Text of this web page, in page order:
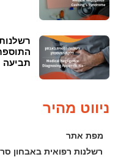
תביעה
ניווט מהיר
מפת אתר
רשלנות רפואית באבחון